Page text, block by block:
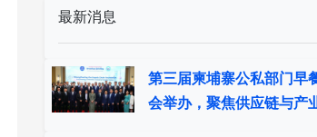
最新消息
第三届柬埔寨公私部门早
会举办，聚焦供应链与产